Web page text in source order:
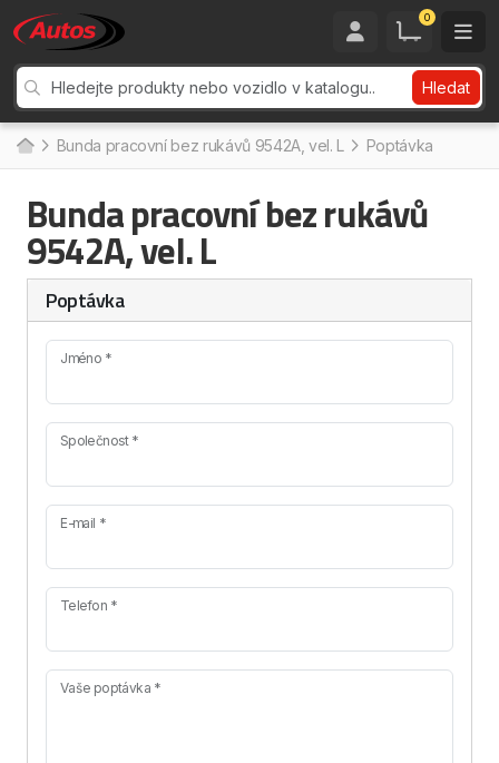
0
Hledat
Bunda pracovní bez rukávů 9542A, vel. L Poptávka
Bunda pracovní bez rukávů
9542A, vel. L
Poptávka
Jméno *
Společnost *
E-mail *
Telefon *
Vaše poptávka *